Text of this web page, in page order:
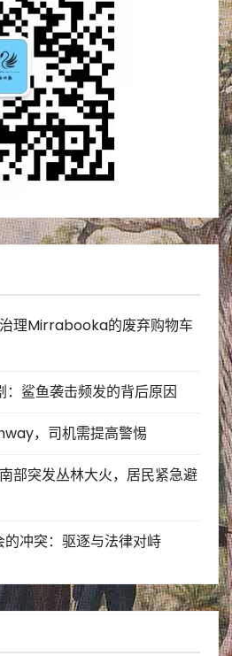
理Mirrabooka的废弃购物车
鲨鱼袭击频发的背后原因
，司机需提高警惕
突发丛林大火，居民紧急避
冲突：驱逐与法律对峙